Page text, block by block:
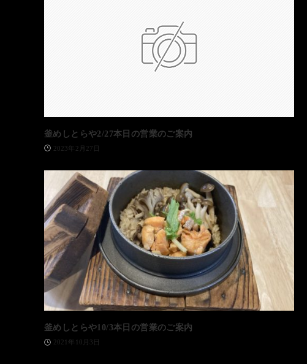
釜めしとらや2/27本日の営業のご案内
2023年2月27日
釜めしとらや10/3本日の営業のご案内
2021年10月3日